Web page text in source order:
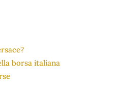
borsa italiana